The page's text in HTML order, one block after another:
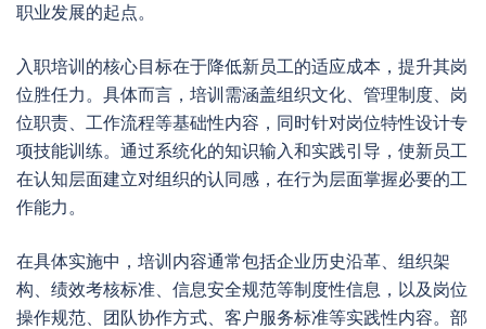
职业发展的起点。
入职培训的核心目标在于降低新员工的适应成本，提升其岗
位胜任力。具体而言，培训需涵盖组织文化、管理制度、岗
位职责、工作流程等基础性内容，同时针对岗位特性设计专
项技能训练。通过系统化的知识输入和实践引导，使新员工
在认知层面建立对组织的认同感，在行为层面掌握必要的工
作能力。
在具体实施中，培训内容通常包括企业历史沿革、组织架
构、绩效考核标准、信息安全规范等制度性信息，以及岗位
操作规范、团队协作方式、客户服务标准等实践性内容。部